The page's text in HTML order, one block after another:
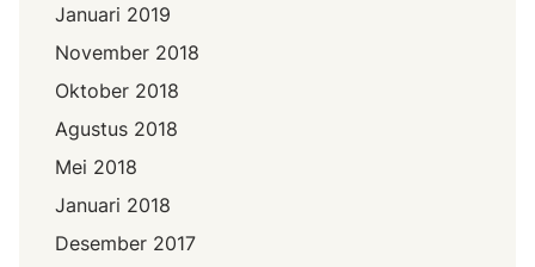
Januari 2019
November 2018
Oktober 2018
Agustus 2018
Mei 2018
Januari 2018
Desember 2017